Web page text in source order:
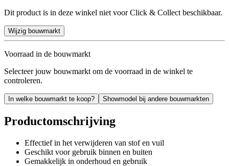
Dit product is in deze winkel niet voor Click & Collect beschikbaar.
Wijzig bouwmarkt
Voorraad in de bouwmarkt
Selecteer jouw bouwmarkt om de voorraad in de winkel te
controleren.
In welke bouwmarkt te koop? Showmodel bij andere bouwmarkten
Productomschrijving
Effectief in het verwijderen van stof en vuil
Geschikt voor gebruik binnen en buiten
Gemakkelijk in onderhoud en gebruik